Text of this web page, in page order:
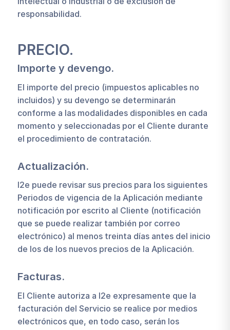
responsabilidad.
PRECIO.
Importe y devengo.
El importe del precio (impuestos aplicables no
incluidos) y su devengo se determinarán
conforme a las modalidades disponibles en cada
momento y seleccionadas por el Cliente durante
el procedimiento de contratación.
Actualización.
I2e puede revisar sus precios para los siguientes
Periodos de vigencia de la Aplicación mediante
notificación por escrito al Cliente (notificación
que se puede realizar también por correo
electrónico) al menos treinta días antes del inicio
de los de los nuevos precios de la Aplicación.
Facturas.
El Cliente autoriza a I2e expresamente que la
facturación del Servicio se realice por medios
electrónicos que, en todo caso, serán los